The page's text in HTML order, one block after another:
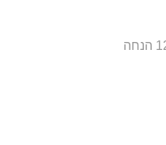
(12% הנחה